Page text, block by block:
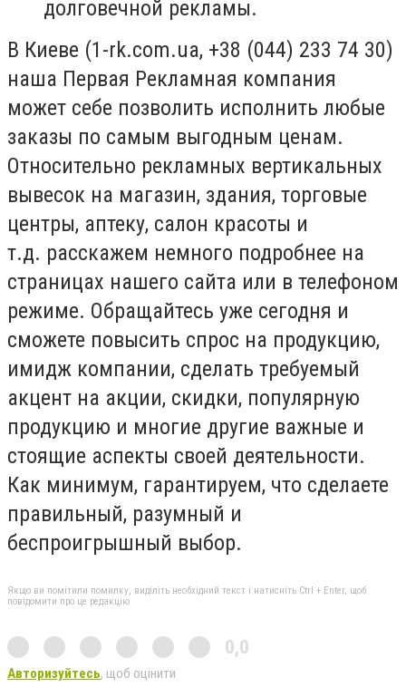
долговечной рекламы.
В Киеве (1-rk.com.ua, +38 (044) 233 74 30)
наша Первая Рекламная компания
может себе позволить исполнить любые
заказы по самым выгодным ценам.
Относительно рекламных вертикальных
вывесок на магазин, здания, торговые
центры, аптеку, салон красоты и
т.д. расскажем немного подробнее на
страницах нашего сайта или в телефоном
режиме. Обращайтесь уже сегодня и
сможете повысить спрос на продукцию,
имидж компании, сделать требуемый
акцент на акции, скидки, популярную
продукцию и многие другие важные и
стоящие аспекты своей деятельности.
Как минимум, гарантируем, что сделаете
правильный, разумный и
беспроигрышный выбор.
Якщо ви помітили помилку, виділіть необхідний текст і натисніть Ctrl + Enter, щоб
повідомити про це редакцію
0,0
Авторизуйтесь, щоб оцінити